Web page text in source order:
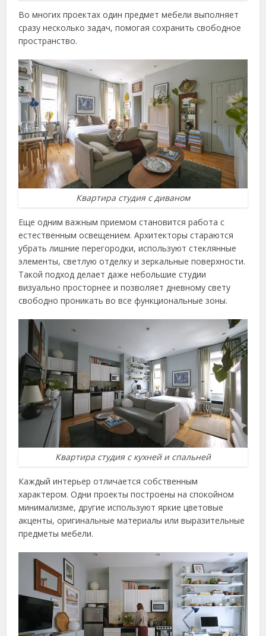
Во многих проектах один предмет мебели выполняет
сразу несколько задач, помогая сохранить свободное
пространство.
Квартира студия с диваном
Еще одним важным приемом становится работа с
естественным освещением. Архитекторы стараются
убрать лишние перегородки, используют стеклянные
элементы, светлую отделку и зеркальные поверхности.
Такой подход делает даже небольшие студии
визуально просторнее и позволяет дневному свету
свободно проникать во все функциональные зоны.
Квартира студия с кухней и спальней
Каждый интерьер отличается собственным
характером. Одни проекты построены на спокойном
минимализме, другие используют яркие цветовые
акценты, оригинальные материалы или выразительные
предметы мебели.